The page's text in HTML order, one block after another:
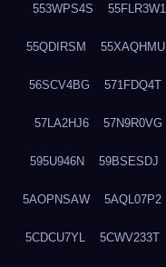
553WPS4S 55FLR3W1
55QDIRSM 55XAQHMU
56SCV4BG 571FDQ4T
57LA2HJ6 57N9R0VG
595U946N 59BSESDJ
5AOPNSAW 5AQL07P2
5CDCU7YL 5CWV233T